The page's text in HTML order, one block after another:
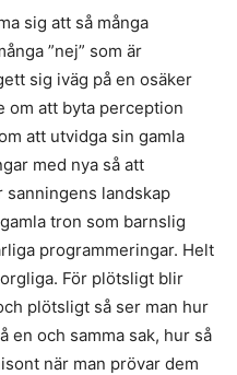
sig att så många
”nej” som är
sig iväg på en osäker
om att byta perception
att utvidga sin gamla
med nya så att
sanningens landskap
tron som barnslig
programmeringar. Helt
För plötsligt blir
plötsligt så ser man hur
en och samma sak, hur så
när man prövar dem